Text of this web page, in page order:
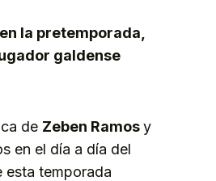
la pretemporada,
galdense
de Zeben Ramosy
en el día a día del
esta temporada